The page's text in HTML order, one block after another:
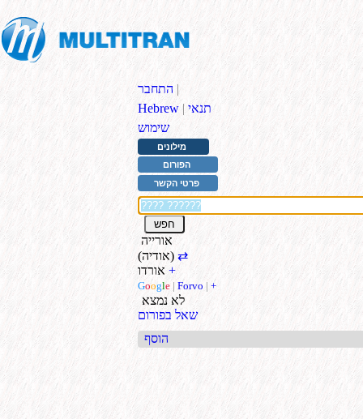
התחבר |
Hebrew | תנאי
שימוש
מילונים
הפורום
פרטי הקשר
אורייה
(אודיה) ⇄
+
Google | Forvo | +
לא נמצא
שאל בפורום
הוסף